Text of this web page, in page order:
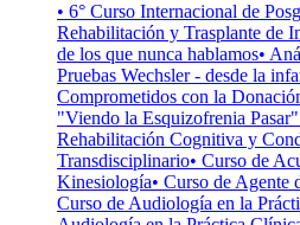
• 6° Curso Internacional de
Rehabilitación y Trasplante de
de los que nunca hablamos•
Pruebas Wechsler - desde la
Comprometidos con la
"Viendo la Esquizofrenia Pasar"
Rehabilitación Cognitiva y
Transdisciplinario• Curso de
Kinesiología• Curso de Agente
Curso de Audiología en la